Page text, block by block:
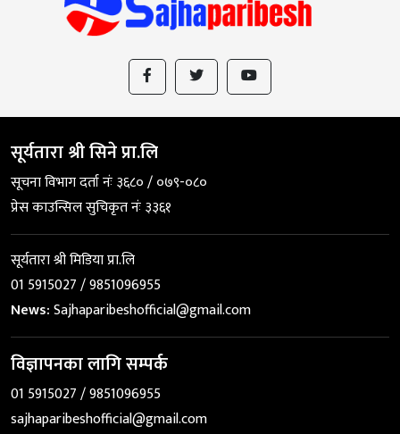
सूर्यतारा श्री सिने प्रा.लि
सूचना विभाग दर्ता नंः ३६८० / ०७९-०८०
प्रेस काउन्सिल सुचिकृत नंः ३३६१
सूर्यतारा श्री मिडिया प्रा.लि
01 5915027 / 9851096955
News:Sajhaparibeshofficial@gmail.com
विज्ञापनका लागि सम्पर्क
01 5915027 / 9851096955
sajhaparibeshofficial@gmail.com